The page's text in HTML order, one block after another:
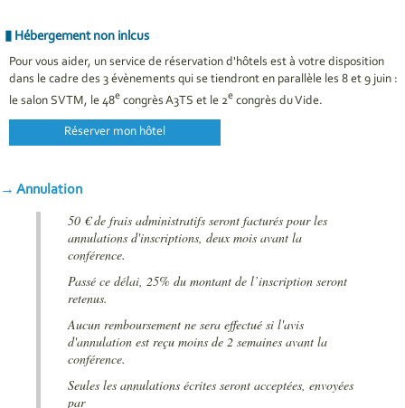
Hébergement non inlcus
Pour vous aider, un service de réservation d'hôtels est à votre disposition
dans le cadre des 3 évènements qui se tiendront en parallèle les 8 et 9 juin :
le salon SVTM, le 48e congrès A3TS et le 2e congrès du Vide.
Réserver mon hôtel
Annulation
50 € de frais administratifs seront facturés pour les
annulations d'inscriptions, deux mois avant la
conférence.
Passé ce délai, 25% du montant de l’inscription seront
retenus.
Aucun remboursement ne sera effectué si l'avis
d'annulation est reçu moins de 2 semaines avant la
conférence.
Seules les annulations écrites seront acceptées, envoyées
par